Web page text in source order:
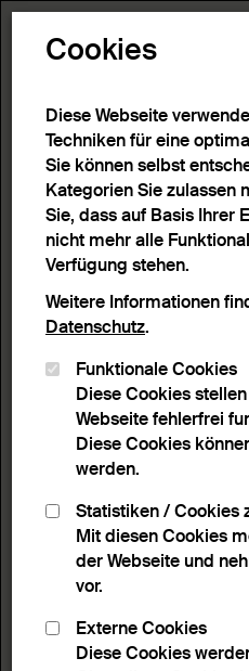
Cookies
Diese Webseite
Techniken für eine
Sie können selbst
Kategorien Sie zulassen
Sie, dass auf Basis Ihrer
nicht mehr alle
Verfügung stehen.
Weitere Informationen
Datenschutz.
Funktionale Cookies
Diese Cookies
Webseite fehlerfrei
Diese Cookies
werden.
Statistiken / Cookies
Mit diesen Cookies
der Webseite und
vor.
Externe Cookies
Diese Cookies